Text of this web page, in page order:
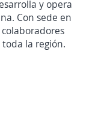
y opera
Con sede en
colaboradores
la región.